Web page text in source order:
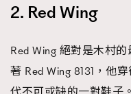
2. Red Wing
Red Wing 絕對是木村
著 Red Wing 8131，他